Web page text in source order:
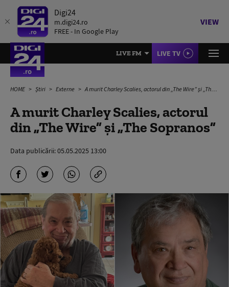
Digi24
m.digi24.ro
FREE - In Google Play
VIEW
LIVE FM LIVE TV
HOME Știri Externe A murit Charley Scalies, actorul din „The Wire” și „The Sopranos”
A murit Charley Scalies, actorul
din „The Wire” și „The Sopranos”
Data publicării:05.05.2025 13:00